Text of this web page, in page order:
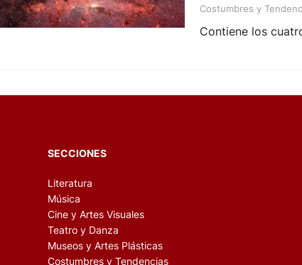
Costumbres y
Contiene los
SECCIONES
Literatura
Música
Cine y Artes Visuales
Teatro y Danza
Museos y Artes Plásticas
Costumbres y Tendencias